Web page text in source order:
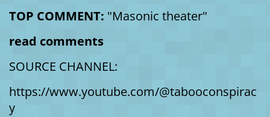
TOP COMMENT: "Masonic theater"
read comments
SOURCE CHANNEL:
https://www.youtube.com/@tabooconspirac
y